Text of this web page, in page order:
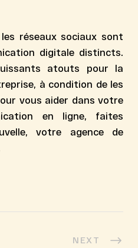
réseaux sociaux sont
digitale distincts.
atouts pour la
à condition de les
vous aider dans votre
en ligne, faites
votre agence de
NEXT